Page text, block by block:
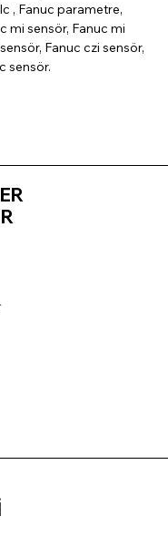
, Fanuc parametre,
mi sensör, Fanuc mi
Fanuc czi sensör,
sensör.